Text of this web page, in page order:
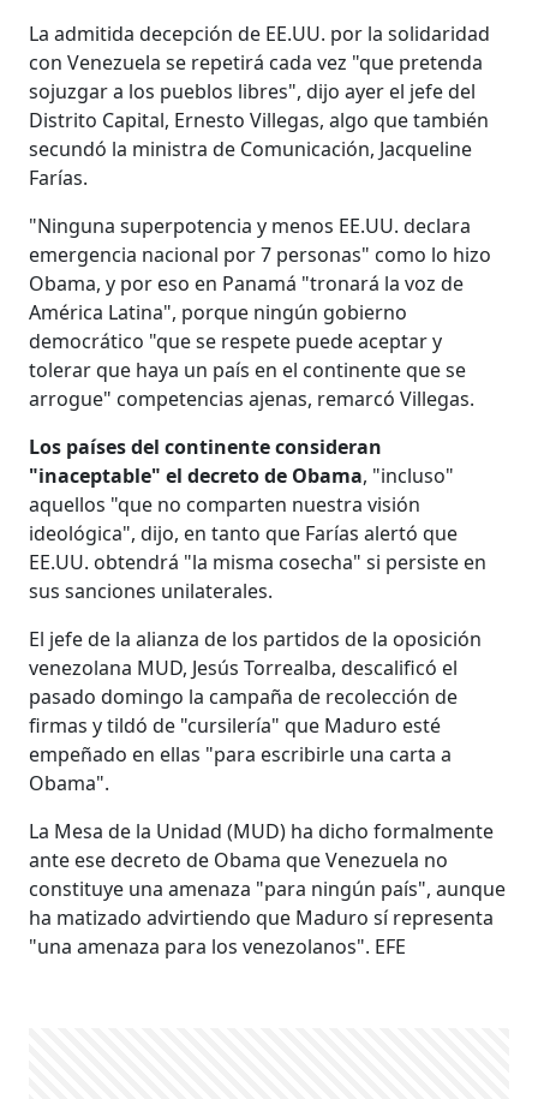
La admitida decepción de EE.UU. por la solidaridad
con Venezuela se repetirá cada vez "que pretenda
sojuzgar a los pueblos libres", dijo ayer el jefe del
Distrito Capital, Ernesto Villegas, algo que también
secundó la ministra de Comunicación, Jacqueline
Farías.
"Ninguna superpotencia y menos EE.UU. declara
emergencia nacional por 7 personas" como lo hizo
Obama, y por eso en Panamá "tronará la voz de
América Latina", porque ningún gobierno
democrático "que se respete puede aceptar y
tolerar que haya un país en el continente que se
arrogue" competencias ajenas, remarcó Villegas.
Los países del continente consideran
"inaceptable" el decreto de Obama, "incluso"
aquellos "que no comparten nuestra visión
ideológica", dijo, en tanto que Farías alertó que
EE.UU. obtendrá "la misma cosecha" si persiste en
sus sanciones unilaterales.
El jefe de la alianza de los partidos de la oposición
venezolana MUD, Jesús Torrealba, descalificó el
pasado domingo la campaña de recolección de
firmas y tildó de "cursilería" que Maduro esté
empeñado en ellas "para escribirle una carta a
Obama".
La Mesa de la Unidad (MUD) ha dicho formalmente
ante ese decreto de Obama que Venezuela no
constituye una amenaza "para ningún país", aunque
ha matizado advirtiendo que Maduro sí representa
"una amenaza para los venezolanos". EFE